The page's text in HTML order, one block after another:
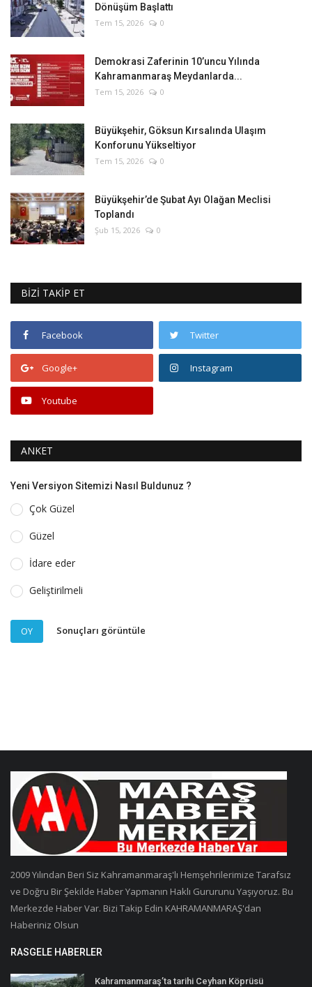
Dönüşüm Başlattı
Tem 15, 2026 0
Demokrasi Zaferinin 10’uncu Yılında
Kahramanmaraş Meydanlarda...
Tem 15, 2026 0
Büyükşehir, Göksun Kırsalında Ulaşım
Konforunu Yükseltiyor
Tem 15, 2026 0
Büyükşehir’de Şubat Ayı Olağan Meclisi
Toplandı
Şub 15, 2026 0
BİZİ TAKİP ET
Facebook Twitter
Google+ Instagram
Youtube
ANKET
Yeni Versiyon Sitemizi Nasıl Buldunuz ?
Çok Güzel
Güzel
İdare eder
Geliştirilmeli
OY Sonuçları görüntüle
2009 Yılından Beri Siz Kahramanmaraş'lı Hemşehrilerimize Tarafsız
ve Doğru Bir Şekilde Haber Yapmanın Haklı Gururunu Yaşıyoruz. Bu
Merkezde Haber Var. Bizi Takip Edin KAHRAMANMARAŞ'dan
Haberiniz Olsun
RASGELE HABERLER
Kahramanmaraş’ta tarihi Ceyhan Köprüsü